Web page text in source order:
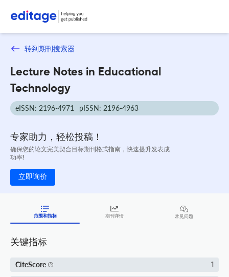
转到期刊搜索器
Lecture Notes in Educational
Technology
eISSN: 2196-4971 pISSN: 2196-4963
专家助力，轻松投稿！
确保您的论文完美契合目标期刊格式指南，快速提升发表成
功率!
立即询价
范围和指标 期刊详情 常见问题
关键指标
CiteScore 1